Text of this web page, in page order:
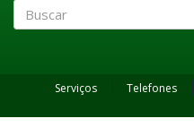
Serviços Telefones